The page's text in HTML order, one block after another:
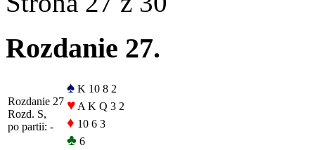
Rozdanie 27.
Rozdanie 27
Rozd. S,
po partii: -
♠ K 10 8 2
♥ A K Q 3 2
♦ 10 6 3
♣ 6